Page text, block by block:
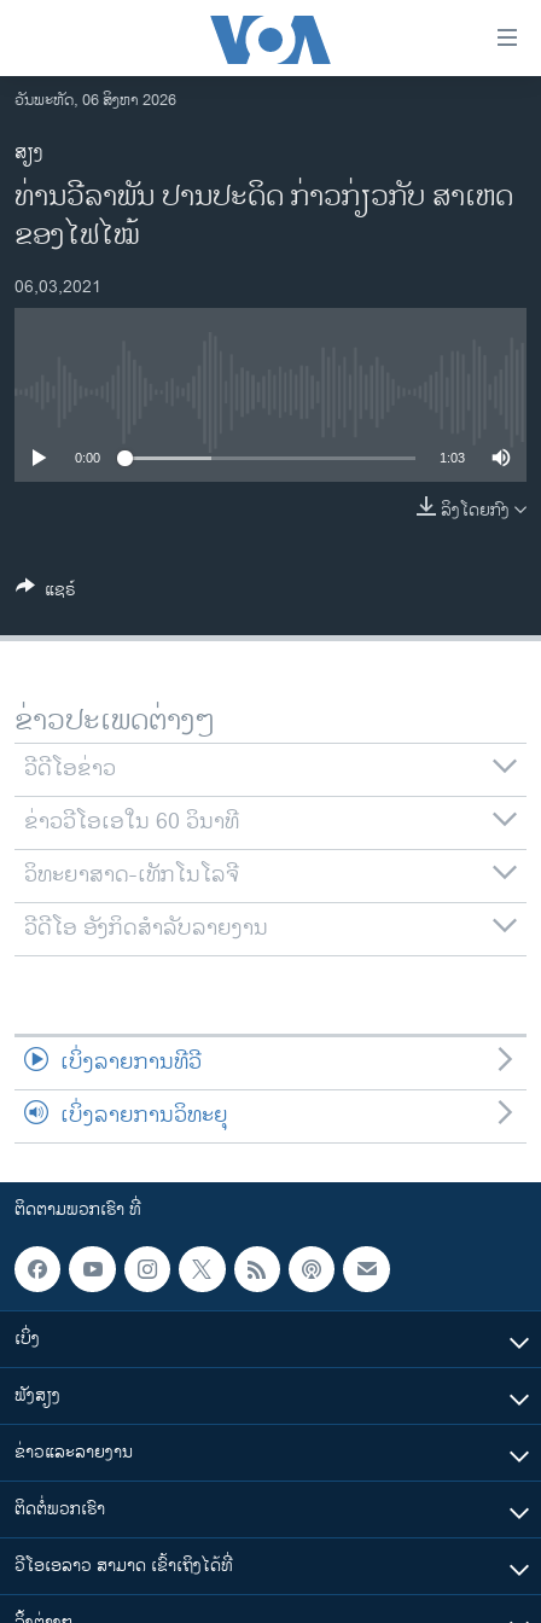
ເຂົ້າ
ຫາ
ຂ້າມ
ຂ້າມ
ຂ້າມ
ໄປ
ຫາ
ຊອກ
ລາວ
ອາເມຣິກາ
ການເລືອກຕັ້ງ ປະທານາທີບໍດີ ສະຫະລັດ 2024
ຂ່າວ​ຈີນ
ຊີວິດຊາວລາວ
ທຸລະກິດ
ພາສາອັງກິດ
ສຽງ
ລາຍການກະຈາຍສຽງ
ລາຍງານ
ຕິດຕາມພວກເຮົາ ທີ່
ພາສາຕ່າງໆ
ວັນພະຫັດ, 06 ສິງຫາ 2026
ສຽງ
ທ່ານວີລາພັນ ປານປະດິດ ກ່າວກ່ຽວກັບ ສາເຫດ
ຂອງໄຟໄໝ້
06,03,2021
0:00 1:03
ລິງໂດຍກົງ
ແຊຣ໌
ຂ່າວປະເພດຕ່າງໆ
ວີດີໂອຂ່າວ
ຂ່າວວີໂອເອໃນ 60 ວິນາທີ
ວິທະຍາສາດ-ເທັກໂນໂລຈີ
ວີດີໂອ ອັງກິດສຳລັບລາຍງານ
ເບິ່ງລາຍການທີວີ
ເບິ່ງລາຍການວິທະຍຸ
ຕິດຕາມພວກເຮົາ ທີ່
ເບິ່ງ
ຟັງສຽງ
ຂ່າວແລະລາຍງານ
ຕິດຕໍ່ພວກເຮົາ
ວີໂອເອລາວ ສາມາດ ເຂົ້າເຖິງໄດ້ທີ່